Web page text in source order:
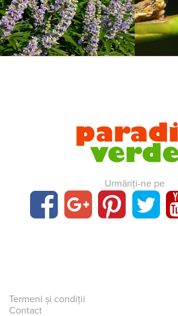
Urmăriți-ne pe
Termeni și condiții
Contact